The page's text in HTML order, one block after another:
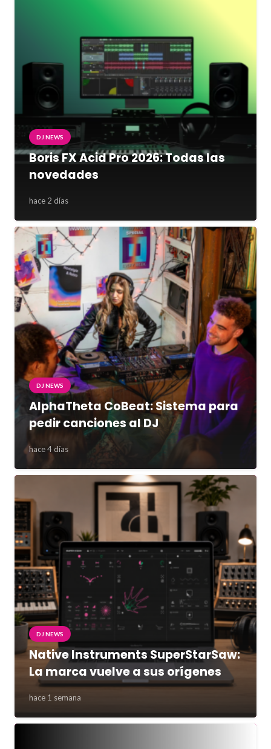
DJ NEWS
Boris FX Acid Pro 2026: Todas las
novedades
hace 2 días
DJ NEWS
AlphaTheta CoBeat: Sistema para
pedir canciones al DJ
hace 4 días
DJ NEWS
Native Instruments SuperStarSaw:
La marca vuelve a sus orígenes
hace 1 semana